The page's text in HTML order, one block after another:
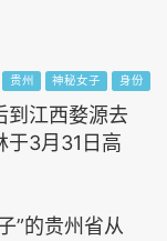
贵州 神秘女子 身份
到江西婺源去
于3月31日高
的贵州省从